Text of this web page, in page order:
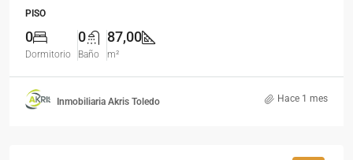
PISO
0
Dormitorio
0
Baño
87,00
m²
Inmobiliaria Akris Toledo Hace 1 mes